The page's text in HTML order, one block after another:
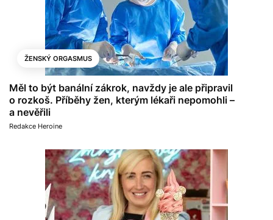
ŽENSKÝ ORGASMUS
Měl to být banální zákrok, navždy je ale připravil
o rozkoš. Příběhy žen, kterým lékaři nepomohli –
a nevěřili
Redakce Heroine